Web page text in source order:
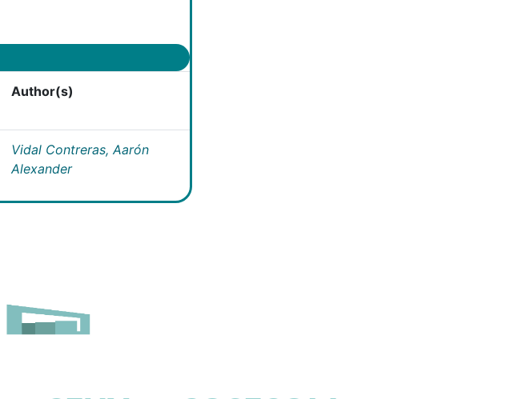
Author(s)
Vidal Contreras, Aarón
Alexander